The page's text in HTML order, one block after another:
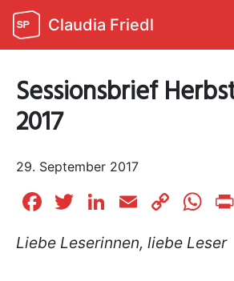
Claudia Friedl
Sessionsbrief
2017
29. September 2017
Facebook
Twitter
LinkedIn
EmailCopy
Liebe Leserinnen, liebe Leser